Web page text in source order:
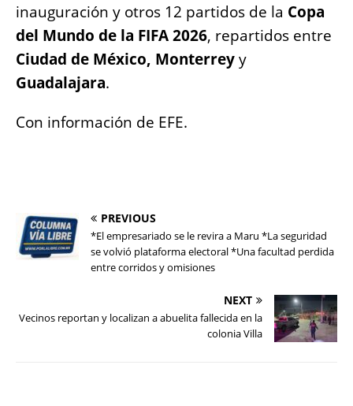
inauguración y otros 12 partidos de la Copa
del Mundo de la FIFA 2026, repartidos entre
Ciudad de México, Monterreyy
Guadalajara.
Con información de EFE.
PREVIOUS
*El empresariado se le revira a Maru *La seguridad
se volvió plataforma electoral *Una facultad perdida
entre corridos y omisiones
NEXT
Vecinos reportan y localizan a abuelita fallecida en la
colonia Villa